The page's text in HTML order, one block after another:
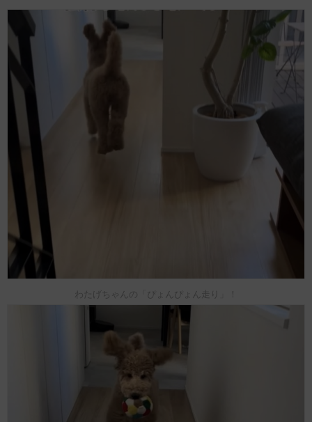
わたげちゃんの「ぴょんぴょん走り」！